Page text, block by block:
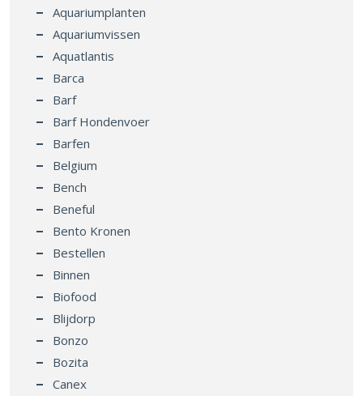
Aquariumplanten
Aquariumvissen
Aquatlantis
Barca
Barf
Barf Hondenvoer
Barfen
Belgium
Bench
Beneful
Bento Kronen
Bestellen
Binnen
Biofood
Blijdorp
Bonzo
Bozita
Canex